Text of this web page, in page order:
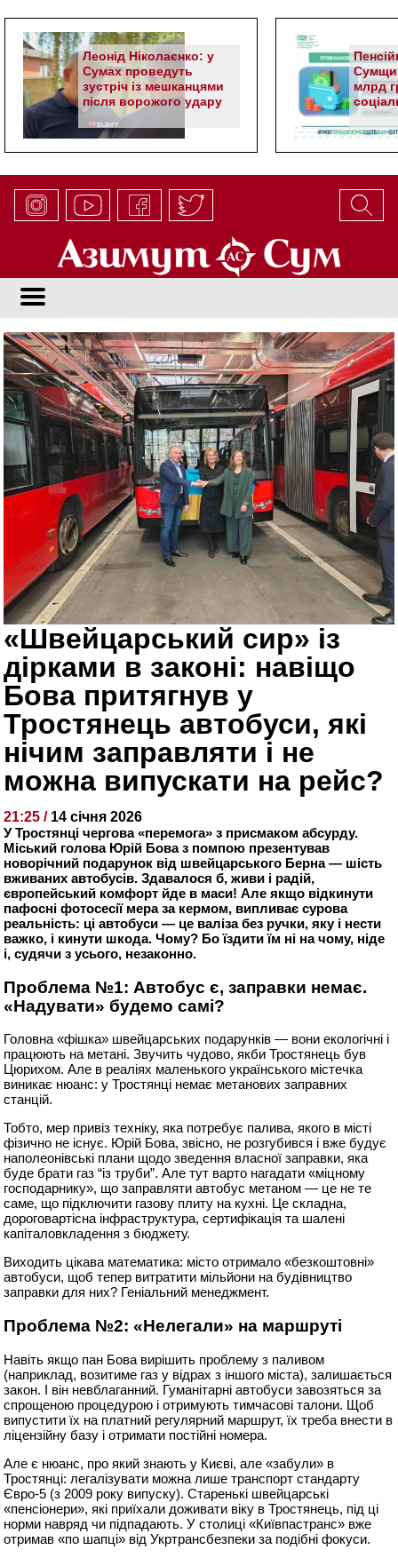
Леонід Ніколаєнко: у
Сумах проведуть
зустріч із мешканцями
після ворожого удару
млрд
«Швейцарський сир» із
дірками в законі: навіщо
Бова притягнув у
Тростянець автобуси, які
нічим заправляти і не
можна випускати на рейс?
21:25 / 14 січня 2026
У Тростянці чергова «перемога» з присмаком абсурду.
Міський голова Юрій Бова з помпою презентував
новорічний подарунок від швейцарського Берна — шість
вживаних автобусів. Здавалося б, живи і радій,
європейський комфорт йде в маси! Але якщо відкинути
пафосні фотосесії мера за кермом, випливає сурова
реальність: ці автобуси — це валіза без ручки, яку і нести
важко, і кинути шкода. Чому? Бо їздити їм ні на чому, ніде
і, судячи з усього, незаконно.
Проблема №1: Автобус є, заправки немає.
«Надувати» будемо самі?
Головна «фішка» швейцарських подарунків — вони екологічні і
працюють на метані. Звучить чудово, якби Тростянець був
Цюрихом. Але в реаліях маленького українського містечка
виникає нюанс: у Тростянці немає метанових заправних
станцій.
Тобто, мер привіз техніку, яка потребує палива, якого в місті
фізично не існує. Юрій Бова, звісно, не розгубився і вже будує
наполеонівські плани щодо зведення власної заправки, яка
буде брати газ “із труби”. Але тут варто нагадати «міцному
господарнику», що заправляти автобус метаном — це не те
саме, що підключити газову плиту на кухні. Це складна,
дороговартісна інфраструктура, сертифікація та шалені
капіталовкладення з бюджету.
Виходить цікава математика: місто отримало «безкоштовні»
автобуси, щоб тепер витратити мільйони на будівництво
заправки для них? Геніальний менеджмент.
Проблема №2: «Нелегали» на маршруті
Навіть якщо пан Бова вирішить проблему з паливом
(наприклад, возитиме газ у відрах з іншого міста), залишається
закон. І він невблаганний. Гуманітарні автобуси завозяться за
спрощеною процедурою і отримують тимчасові талони. Щоб
випустити їх на платний регулярний маршрут, їх треба внести в
ліцензійну базу і отримати постійні номера.
Але є нюанс, про який знають у Києві, але «забули» в
Тростянці: легалізувати можна лише транспорт стандарту
Євро-5 (з 2009 року випуску). Старенькі швейцарські
«пенсіонери», які приїхали доживати віку в Тростянець, під ці
норми навряд чи підпадають. У столиці «Київпастранс» вже
отримав «по шапці» від Укртрансбезпеки за подібні фокуси.